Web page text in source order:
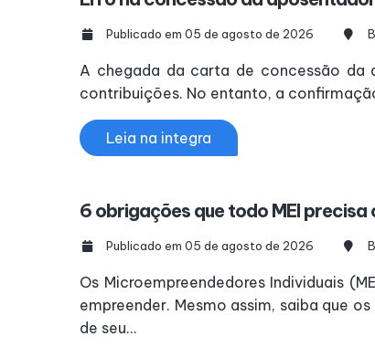
Publicado em 05 de agosto de 2026
A chegada da carta de concessão
contribuições. No entanto, a
Leia na integra
6 obrigações que todo MEI precisa
Publicado em 05 de agosto de 2026
Os Microempreendedores Individuais
empreender. Mesmo assim, saiba que
de seu...